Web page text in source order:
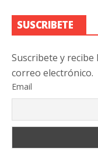
SUSCRIBETE
Suscribete y
correo electrónico.
Email